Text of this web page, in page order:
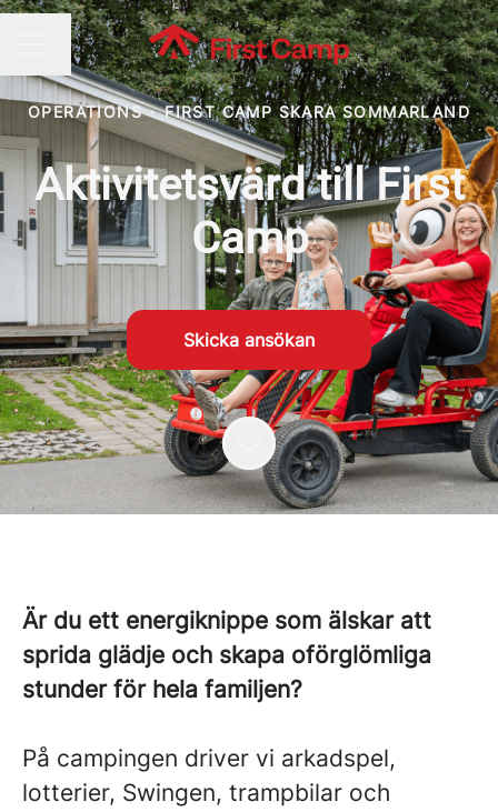
KARRIÄRMENY
Byt språk
OPERATIONS · FIRST CAMP SKARA SOMMARLAND
Aktivitetsvärd till First
Camp
Skicka ansökan
Är du ett energiknippe som älskar att
sprida glädje och skapa oförglömliga
stunder för hela familjen?
På campingen driver vi arkadspel,
lotterier, Swingen, trampbilar och